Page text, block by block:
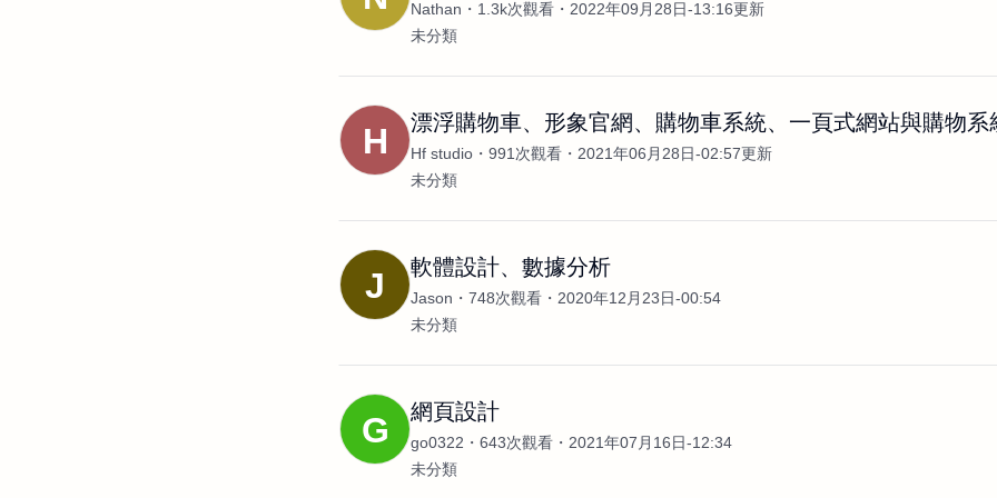
Nathan 1.3k次觀看
2022年09月28日-13:16更新
未分類
H 漂浮購物車、形象官網、購物車系統、一頁式網站與購物系
Hf studio 991次觀看
2021年06月28日-02:57更新
未分類
J 軟體設計、數據分析
Jason 748次觀看
2020年12月23日-00:54
未分類
G 網頁設計
go0322 643次觀看
2021年07月16日-12:34
未分類